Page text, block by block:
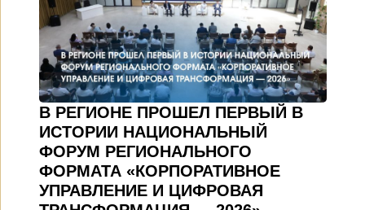
В РЕГИОНЕ ПРОШЕЛ ПЕРВЫЙ В
ИСТОРИИ НАЦИОНАЛЬНЫЙ
ФОРУМ РЕГИОНАЛЬНОГО
ФОРМАТА «КОРПОРАТИВНОЕ
УПРАВЛЕНИЕ И ЦИФРОВАЯ